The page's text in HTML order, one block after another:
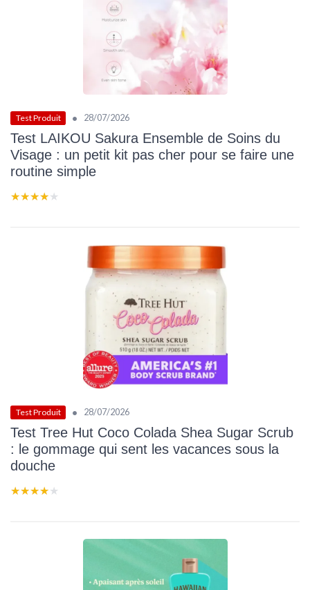
Test Produit • 28/07/2026
Test LAIKOU Sakura Ensemble de Soins du
Visage : un petit kit pas cher pour se faire une
routine simple
★★★★★
★★★★★
Test Produit • 28/07/2026
Test Tree Hut Coco Colada Shea Sugar Scrub
: le gommage qui sent les vacances sous la
douche
★★★★★
★★★★★